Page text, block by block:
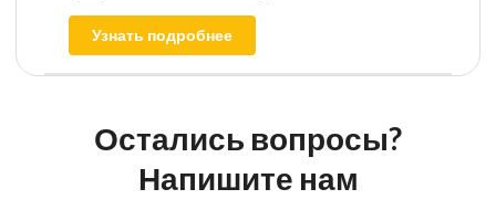
Узнать подробнее
Остались вопросы?
Напишите нам